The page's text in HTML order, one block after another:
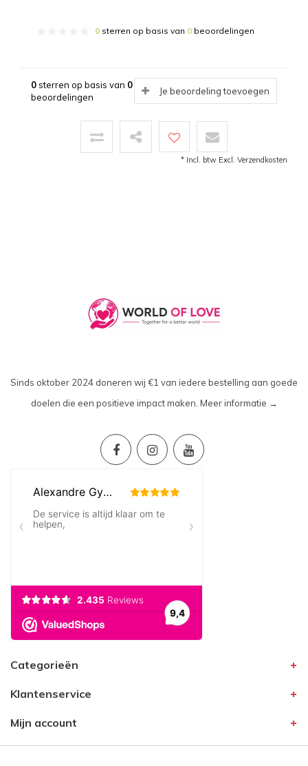
0 sterren op basis van 0 beoordelingen
0sterren op basis van 0
beoordelingen
Je beoordeling toevoegen
* Incl. btw Excl. Verzendkosten
Sinds oktober 2024 doneren wij €1 van iedere bestelling aan goede
doelen die een positieve impact maken. Meer informatie →
Categorieën
Klantenservice
Mijn account